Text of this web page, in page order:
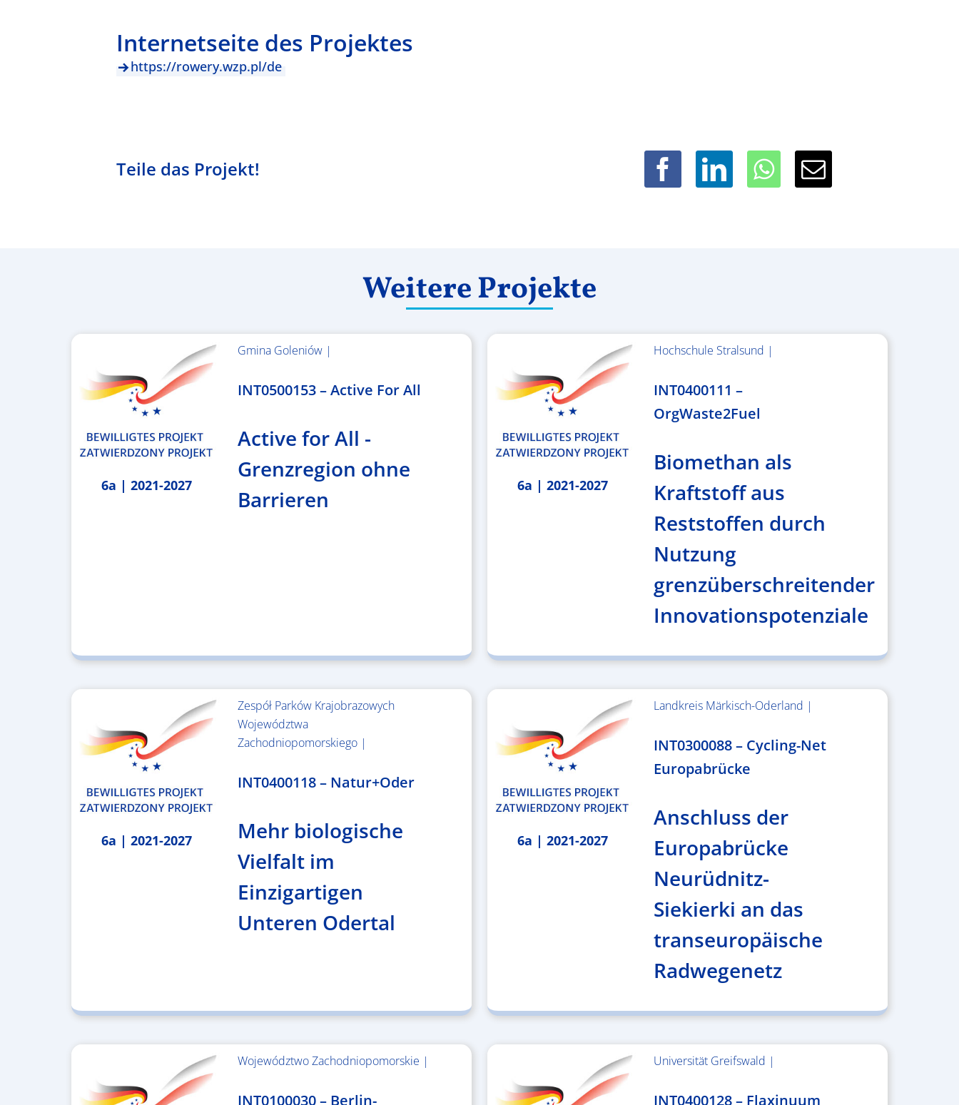
Internetseite des Projektes
https://rowery.wzp.pl/de
Teile das Projekt!
Weitere Projekte
6a | 2021-2027
Gmina Goleniów |
INT0500153 – Active For All
Active for All -
Grenzregion ohne
Barrieren
6a | 2021-2027
Hochschule Stralsund |
INT0400111 –
OrgWaste2Fuel
Biomethan als
Kraftstoff aus
Reststoffen durch
Nutzung
grenzüberschreitender
Innovationspotenziale
6a | 2021-2027
Zespół Parków Krajobrazowych
Województwa
Zachodniopomorskiego |
INT0400118 – Natur+Oder
Mehr biologische
Vielfalt im
Einzigartigen
Unteren Odertal
6a | 2021-2027
Landkreis Märkisch-Oderland |
INT0300088 – Cycling-Net
Europabrücke
Anschluss der
Europabrücke
Neurüdnitz-
Siekierki an das
transeuropäische
Radwegenetz
Województwo Zachodniopomorskie |
INT0100030 – Berlin-
Universität Greifswald |
INT0400128 – Flaxinuum